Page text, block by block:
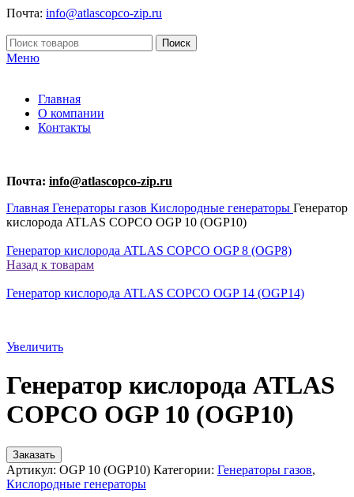
Почта: info@atlascopco-zip.ru
Поиск
Меню
Главная
О компании
Контакты
Почта: info@atlascopco-zip.ru
Главная Генераторы газов Кислородные генераторы Генератор
кислорода ATLAS COPCO OGP 10 (OGP10)
Генератор кислорода ATLAS COPCO OGP 8 (OGP8)
Назад к товарам
Генератор кислорода ATLAS COPCO OGP 14 (OGP14)
Увеличить
Генератор кислорода ATLAS
COPCO OGP 10 (OGP10)
Заказать
Артикул: OGP 10 (OGP10) Категории: Генераторы газов,
Кислородные генераторы